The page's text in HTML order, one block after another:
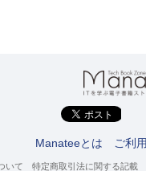
Manateeとは ご利
いて 特定商取引法に関する記載